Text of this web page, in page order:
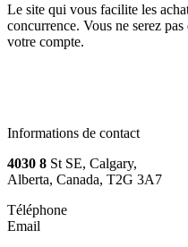
Le site qui vous facilite les
concurrence. Vous ne serez
votre compte.
Informations de contact
4030 8 St SE, Calgary,
Alberta, Canada, T2G 3A7
Téléphone
Email